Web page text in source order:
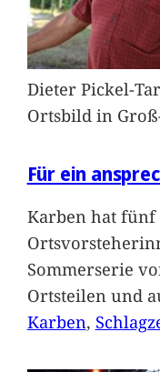
Dieter Pickel-
Ortsbild in
Für ein
Karben hat
Sommerserie
Ortsteilen und
Karben,